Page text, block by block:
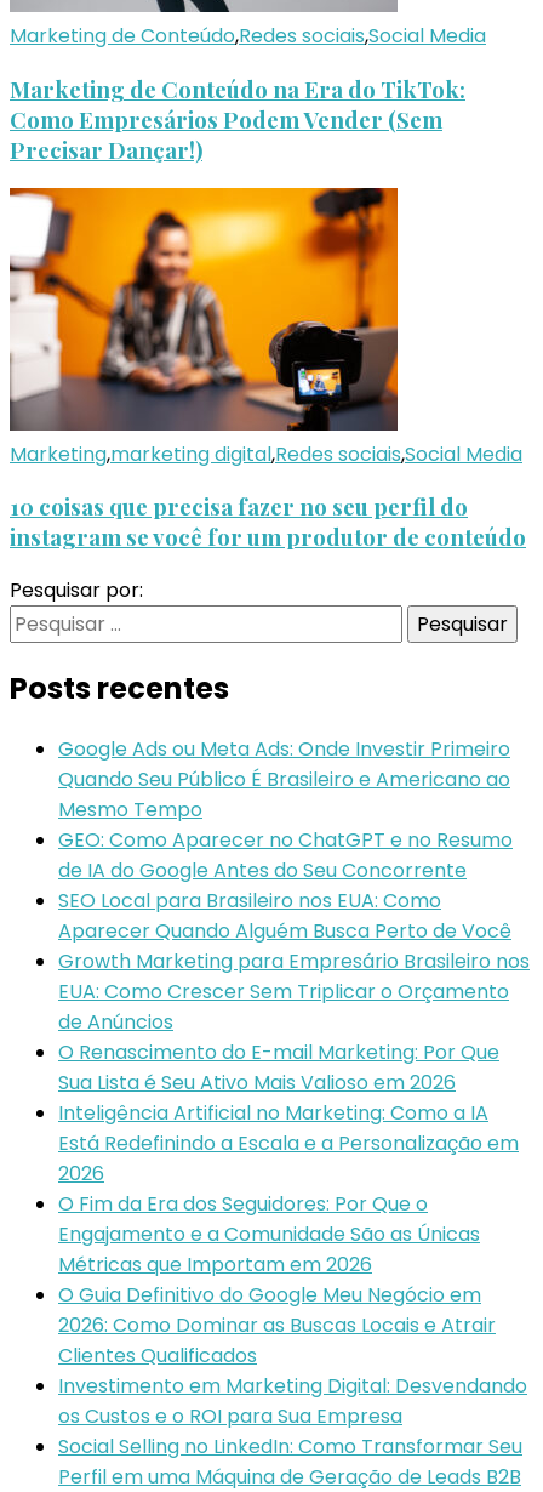
Marketing de Conteúdo,Redes sociais,Social Media
Marketing de Conteúdo na Era do TikTok:
Como Empresários Podem Vender (Sem
Precisar Dançar!)
Marketing,marketing digital,Redes sociais,Social Media
10 coisas que precisa fazer no seu perfil do
instagram se você for um produtor de conteúdo
Pesquisar por:
Posts recentes
Google Ads ou Meta Ads: Onde Investir Primeiro
Quando Seu Público É Brasileiro e Americano ao
Mesmo Tempo
GEO: Como Aparecer no ChatGPT e no Resumo
de IA do Google Antes do Seu Concorrente
SEO Local para Brasileiro nos EUA: Como
Aparecer Quando Alguém Busca Perto de Você
Growth Marketing para Empresário Brasileiro nos
EUA: Como Crescer Sem Triplicar o Orçamento
de Anúncios
O Renascimento do E-mail Marketing: Por Que
Sua Lista é Seu Ativo Mais Valioso em 2026
Inteligência Artificial no Marketing: Como a IA
Está Redefinindo a Escala e a Personalização em
2026
O Fim da Era dos Seguidores: Por Que o
Engajamento e a Comunidade São as Únicas
Métricas que Importam em 2026
O Guia Definitivo do Google Meu Negócio em
2026: Como Dominar as Buscas Locais e Atrair
Clientes Qualificados
Investimento em Marketing Digital: Desvendando
os Custos e o ROI para Sua Empresa
Social Selling no LinkedIn: Como Transformar Seu
Perfil em uma Máquina de Geração de Leads B2B